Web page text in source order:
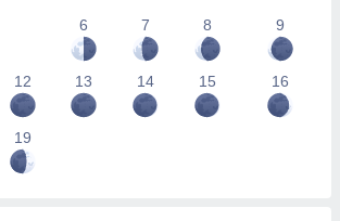
6
7 8 9
12 13 14 15 16
19